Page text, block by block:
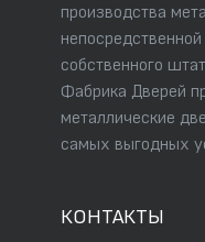
производства
собственного
Фабрика Дверей
металлические
самых выгодных
КОНТАКТЫ